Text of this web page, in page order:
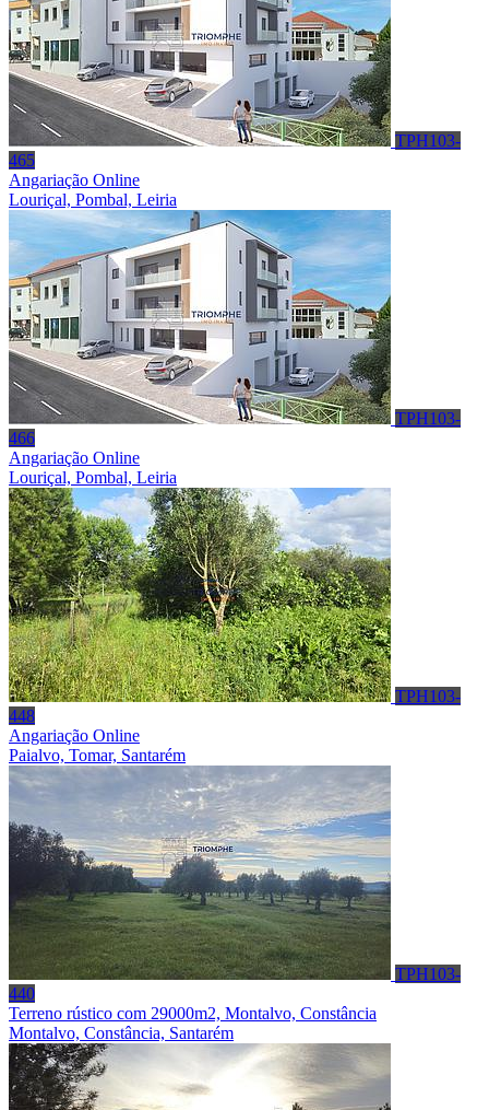
TPH103-
465
Angariação Online
Louriçal, Pombal, Leiria
TPH103-
466
Angariação Online
Louriçal, Pombal, Leiria
TPH103-
448
Angariação Online
Paialvo, Tomar, Santarém
TPH103-
440
Terreno rústico com 29000m2, Montalvo, Constância
Montalvo, Constância, Santarém